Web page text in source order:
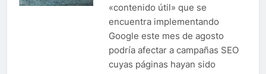
«contenido útil» que se
encuentra implementando
Google este mes de agosto
podría afectar a campañas SEO
cuyas páginas hayan sido